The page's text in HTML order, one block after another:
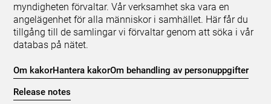
myndigheten förvaltar. Vår verksamhet ska vara en
angelägenhet för alla människor i samhället. Här får du
tillgång till de samlingar vi förvaltar genom att söka i vår
databas på nätet.
Om kakorHantera kakorOm behandling av personuppgifter
Release notes